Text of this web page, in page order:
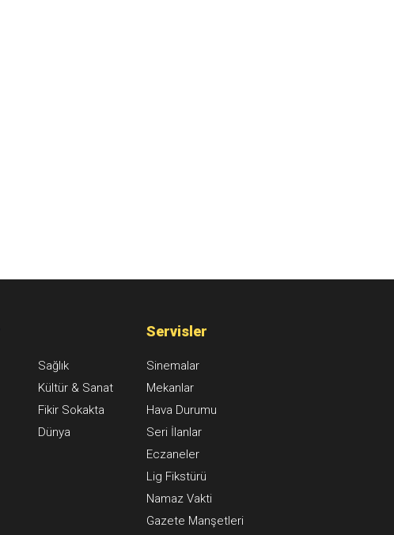
Sağlık
Kültür & Sanat
Fikir Sokakta
Dünya
Servisler
Sinemalar
Mekanlar
Hava Durumu
Seri İlanlar
Eczaneler
Lig Fikstürü
Namaz Vakti
Gazete Manşetleri